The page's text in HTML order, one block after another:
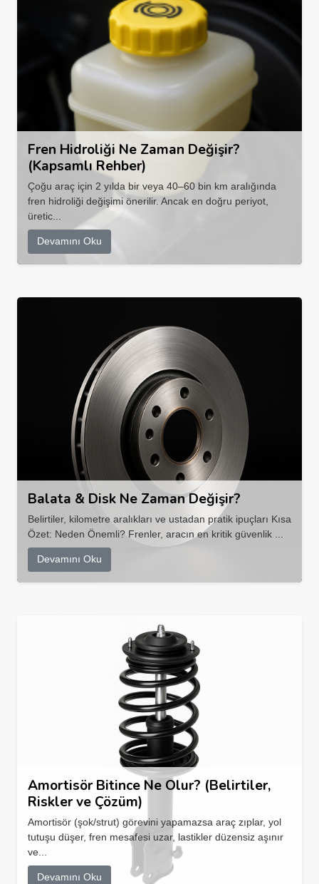
Fren Hidroliği Ne Zaman Değişir?
(Kapsamlı Rehber)
Çoğu araç için 2 yılda bir veya 40–60 bin km aralığında
fren hidroliği değişimi önerilir. Ancak en doğru periyot,
üretic...
Devamını Oku
Balata & Disk Ne Zaman Değişir?
Belirtiler, kilometre aralıkları ve ustadan pratik ipuçları Kısa
Özet: Neden Önemli? Frenler, aracın en kritik güvenlik ...
Devamını Oku
Amortisör Bitince Ne Olur? (Belirtiler,
Riskler ve Çözüm)
Amortisör (şok/strut) görevini yapamazsa araç zıplar, yol
tutuşu düşer, fren mesafesi uzar, lastikler düzensiz aşınır
ve...
Devamını Oku